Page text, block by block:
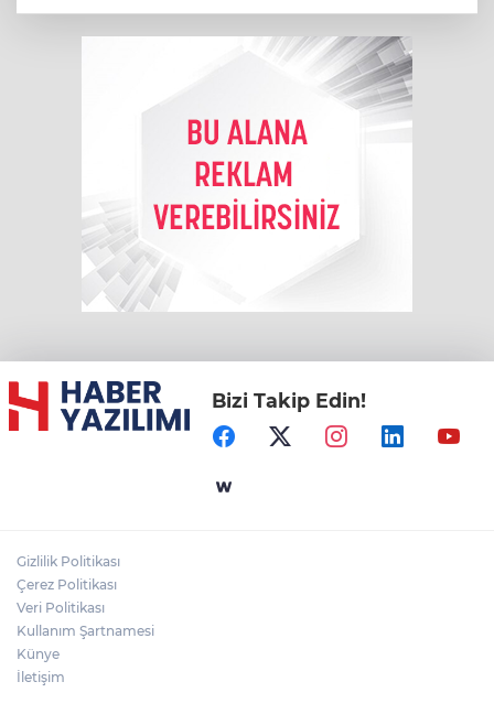
Bizi Takip Edin!
Gizlilik Politikası
Çerez Politikası
Veri Politikası
Kullanım Şartnamesi
Künye
İletişim